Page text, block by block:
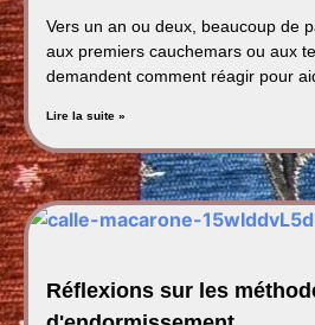
Vers un an ou deux, beaucoup de
aux premiers cauchemars ou aux
demandent comment réagir pour
Lire la suite »
Réflexions sur les